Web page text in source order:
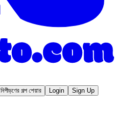
নিপীড়ণের গল্প শেয়ার Login Sign Up